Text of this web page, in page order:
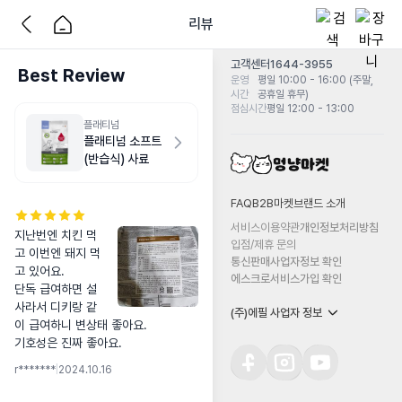
리뷰
Best Review
플래티넘
플래티넘 소프트
(반습식) 사료
지난번엔 치킨 먹
고 이번엔 돼지 먹
고 있어요.
단독 급여하면 설
사라서 디키랑 같
이 급여하니 변상태 좋아요.
기호성은 진짜 좋아요.
r******* 2024.10.16
고객센터1644-3955
운영
시간
평일 10:00 - 16:00 (주말,
공휴일 휴무)
점심시간평일 12:00 - 13:00
FAQB2B마켓 브랜드 소개
서비스이용약관개인정보처리방침
입점/제휴 문의
통신판매사업자정보 확인
에스크로서비스가입 확인
(주)에필 사업자 정보